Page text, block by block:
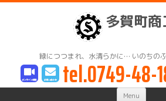
多賀町
緑につつまれ、水清らかに… いのちの
tel.0749-48-
Menu Skip